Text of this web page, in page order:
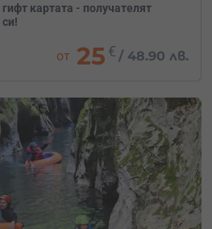
картата - получателят
от 25 € /48.90 лв.